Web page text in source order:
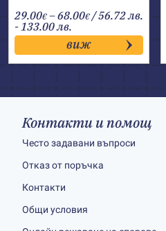
29.00€ –68.00€Price
range:
29.00€
through
68.00€
/ 56.72 лв.
- 133.00 лв.
виж
Контакти и помощ
Често задавани въпроси
Отказ от поръчка
Контакти
Общи условия